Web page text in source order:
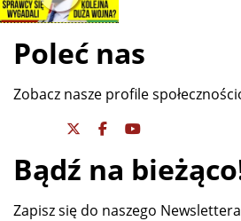
Poleć nas
Zobacz nasze profile
Bądź na
Zapisz się do naszego Newslettera